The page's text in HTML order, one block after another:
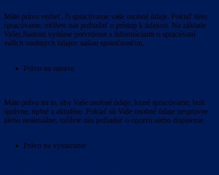
Máte právo vedieť, či spracúvame vaše osobné údaje. Pokiaľ tieto
spracúvame, môžete nás požiadať o prístup k údajom. Na základe
Vašej žiadosti vydáme potvrdenie s informáciami o spracúvaní
vašich osobných údajov našou spoločnosťou.
Právo na opravu
Máte právo na to, aby Vaše osobné údaje, ktoré spracúvame, boli
správne, úplné a aktuálne. Pokiaľ sú Vaše osobné údaje nesprávne
alebo neaktuálne, môžete nás požiadať o opravu alebo doplnenie.
Právo na vymazanie